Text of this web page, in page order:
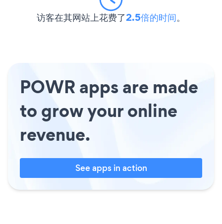
访客在其网站上花费了2.5倍的时间。
POWR apps are made
to grow your online
revenue.
See apps in action